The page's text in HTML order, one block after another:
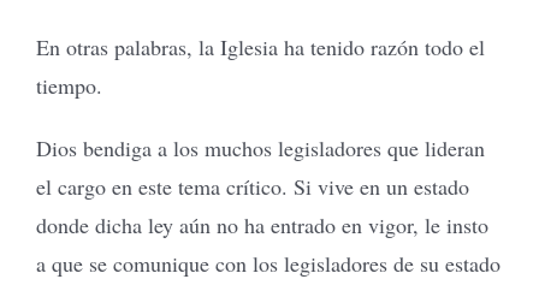
En otras palabras, la Iglesia ha tenido razón todo el
tiempo.
Dios bendiga a los muchos legisladores que lideran
el cargo en este tema crítico. Si vive en un estado
donde dicha ley aún no ha entrado en vigor, le insto
a que se comunique con los legisladores de su estado